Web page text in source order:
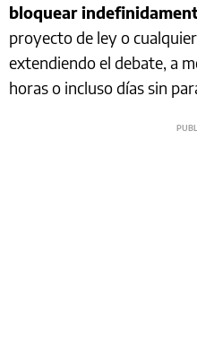
bloquear
proyecto de ley o
extendiendo el debate, a
horas o incluso días sin